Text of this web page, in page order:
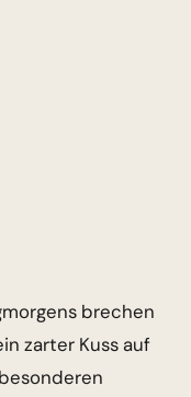
brechen
zarter Kuss auf